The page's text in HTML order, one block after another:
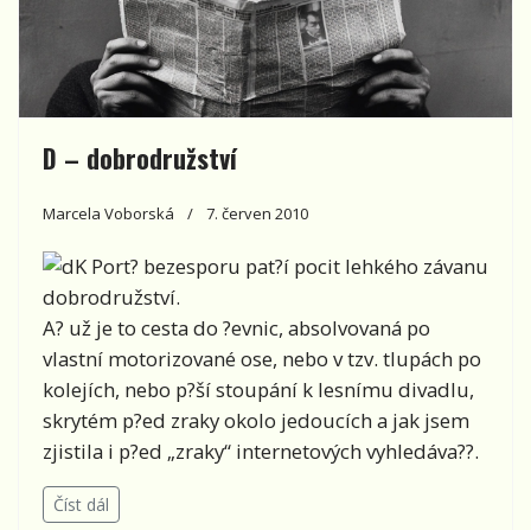
D – dobrodružství
Marcela Voborská 7. červen 2010
K Port? bezesporu pat?í pocit lehkého závanu
dobrodružství.
A? už je to cesta do ?evnic, absolvovaná po
vlastní motorizované ose, nebo v tzv. tlupách po
kolejích, nebo p?ší stoupání k lesnímu divadlu,
skrytém p?ed zraky okolo jedoucích a jak jsem
zjistila i p?ed „zraky“ internetových vyhledáva??.
Číst dál